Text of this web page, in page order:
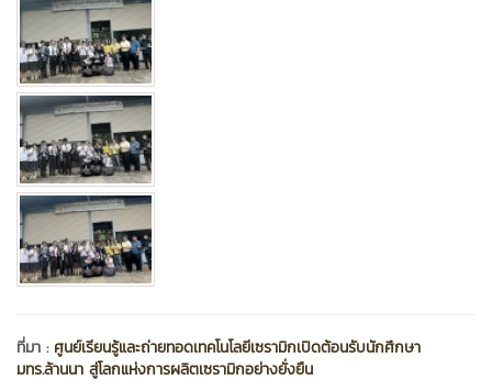
ที่มา : ศูนย์เรียนรู้และถ่ายทอดเทคโนโลยีเซรามิกเปิดต้อนรับนักศึกษา
มทร.ล้านนา สู่โลกแห่งการผลิตเซรามิกอย่างยั่งยืน